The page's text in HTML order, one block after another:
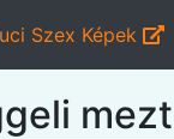
Szex Képek